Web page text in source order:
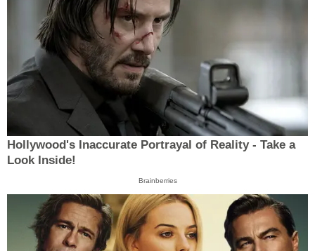
Hollywood's Inaccurate Portrayal of Reality - Take a
Look Inside!
Brainberries